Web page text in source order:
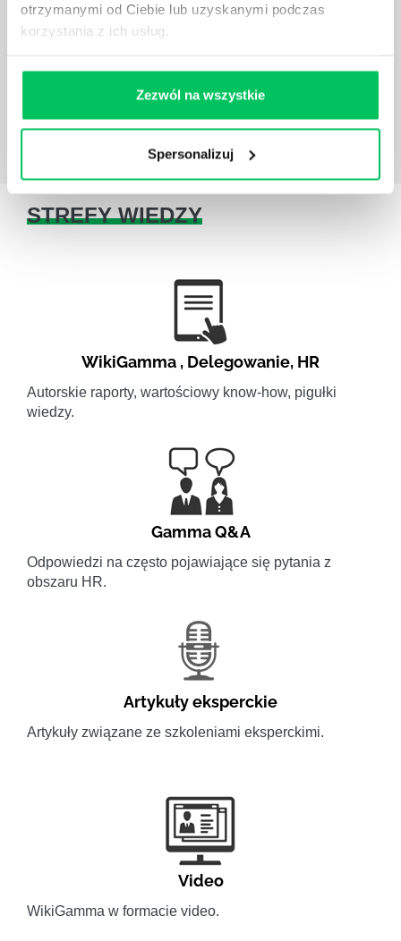
otrzymanymi od Ciebie lub uzyskanymi podczas
korzystania z ich usług.
Zezwól na wszystkie
Spersonalizuj
Dzielenie tekstu na kolumny jest przydatne głównie
w przypadku pisania treści do gazet. Kolumny
rozmieszczenie grafik na stronie.
STREFY WIEDZY
WikiGamma , Delegowanie, HR
Autorskie raporty, wartościowy know-how, pigułki
wiedzy.
Gamma Q&A
Odpowiedzi na często pojawiające się pytania z
obszaru HR.
Artykuły eksperckie
Artykuły związane ze szkoleniami eksperckimi.
Video
WikiGamma w formacie video.